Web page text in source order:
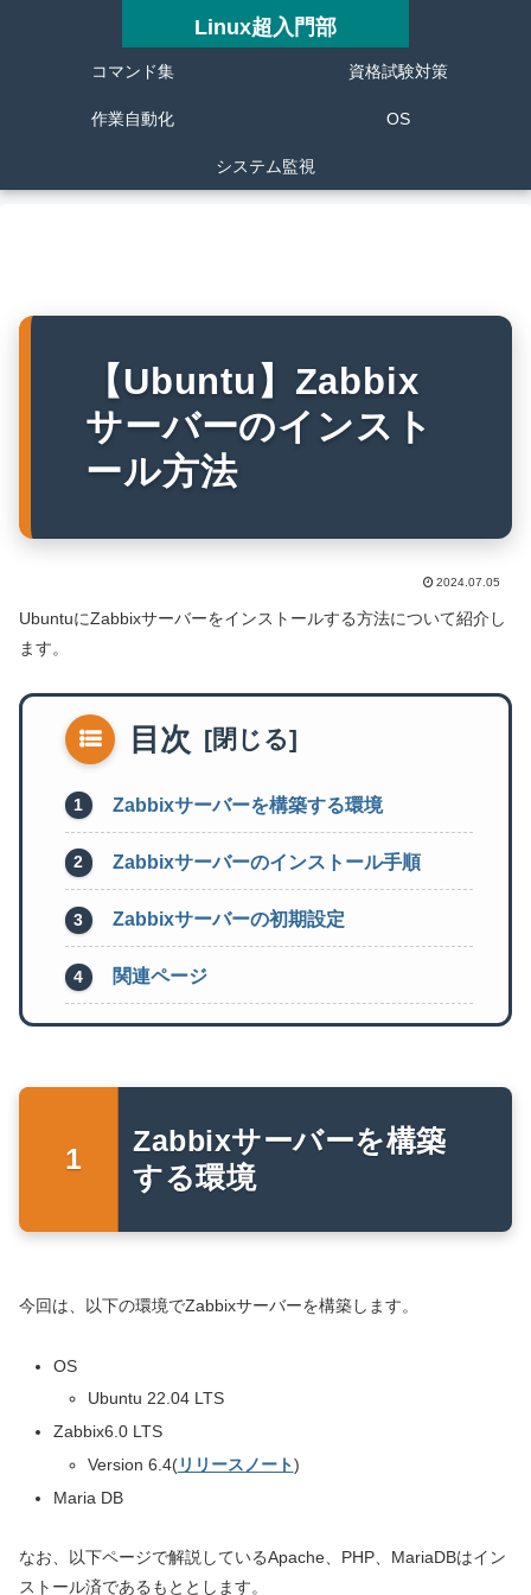
Linux超入門部
コマンド集 資格試験対策
作業自動化 OS
システム監視
【Ubuntu】Zabbix
サーバーのインスト
ール方法
2024.07.05
UbuntuにZabbixサーバーをインストールする方法について紹介し
ます。
目次
Zabbixサーバーを構築する環境
Zabbixサーバーのインストール手順
Zabbixサーバーの初期設定
関連ページ
Zabbixサーバーを構築
する環境
今回は、以下の環境でZabbixサーバーを構築します。
OS
Ubuntu 22.04 LTS
Zabbix6.0 LTS
Version 6.4(リリースノート)
Maria DB
なお、以下ページで解説しているApache、PHP、MariaDBはイン
ストール済であるもととします。